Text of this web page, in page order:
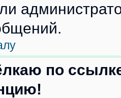
по